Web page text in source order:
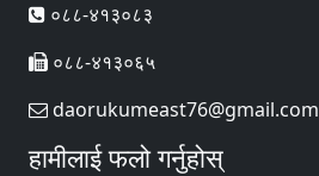
०८८-४१३०८३
०८८-४१३०६५
daorukumeast76@gmail.com
हामीलाई फलो गर्नुहोस्